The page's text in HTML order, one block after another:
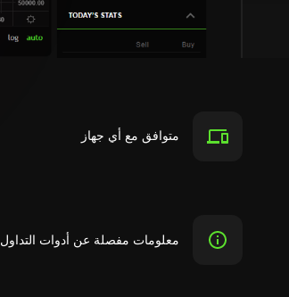
متوافق مع أي جهاز
معلومات مفصلة عن أدوات التداول